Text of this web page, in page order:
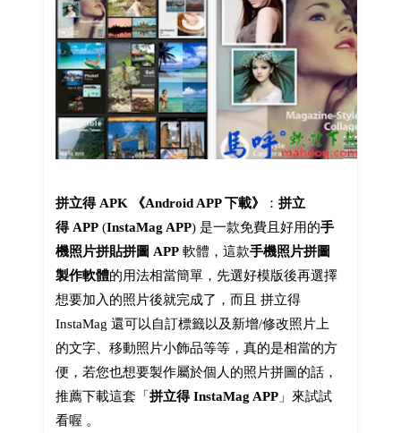
拼立得 APK 《Android APP 下載》 ： 拼立
得 APP(InstaMag APP) 是一款免費且好用的手
機照片拼貼拼圖 APP軟體，這款手機照片拼圖
製作軟體的用法相當簡單，先選好模版後再選擇
想要加入的照片後就完成了，而且 拼立得
InstaMag 還可以自訂標籤以及新增/修改照片上
的文字、移動照片小飾品等等，真的是相當的方
便，若您也想要製作屬於個人的照片拼圖的話，
推薦下載這套「 拼立得 InstaMag APP」來試試
看喔 。